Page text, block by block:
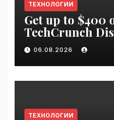
ТЕХНОЛОГИИ
Get up to $400
TechCrunch
pass until
06.08.2026
ТЕХНОЛОГИИ